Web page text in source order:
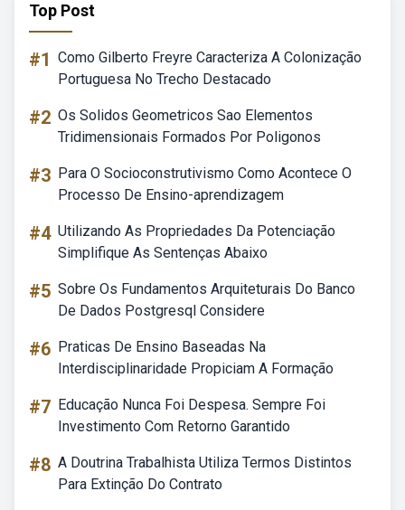
Top Post
#1 Como Gilberto Freyre Caracteriza A Colonização
Portuguesa No Trecho Destacado
#2 Os Solidos Geometricos Sao Elementos
Tridimensionais Formados Por Poligonos
#3 Para O Socioconstrutivismo Como Acontece O
Processo De Ensino-aprendizagem
#4 Utilizando As Propriedades Da Potenciação
Simplifique As Sentenças Abaixo
#5 Sobre Os Fundamentos Arquiteturais Do Banco
De Dados Postgresql Considere
#6 Praticas De Ensino Baseadas Na
Interdisciplinaridade Propiciam A Formação
#7 Educação Nunca Foi Despesa. Sempre Foi
Investimento Com Retorno Garantido
#8 A Doutrina Trabalhista Utiliza Termos Distintos
Para Extinção Do Contrato